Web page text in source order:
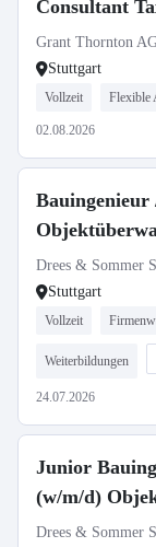
Consultant
Grant Thornton
Stuttgart
Vollzeit Flexible
02.08.2026
Drees & Sommer
Stuttgart
Vollzeit
Weiterbildungen
24.07.2026
Junior
(w/m/d)
Drees & Sommer